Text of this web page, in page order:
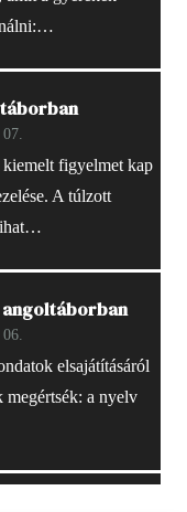
kiemelt figyelmet kap
A túlzott
elsajátításáról
megértsék: a nyelv